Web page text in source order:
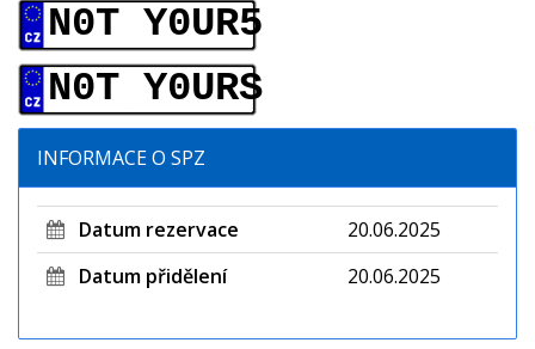
N0T Y0UR5
N0T Y0URS
INFORMACE O SPZ
Datum rezervace
20.06.2025
Datum přidělení
20.06.2025